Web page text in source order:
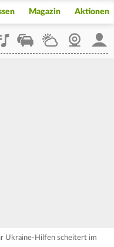
Magazin Aktionen
StaupilotWetterWebcam
Ukraine-Hilfen scheitert im